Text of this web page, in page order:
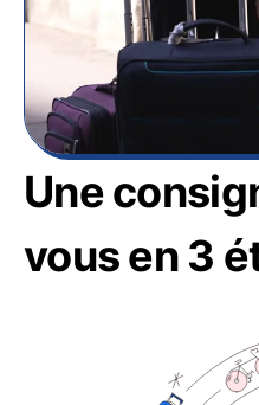
Une
vous en 3